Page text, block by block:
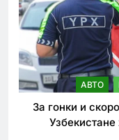
АВТО
За гонки и
Узбекистане